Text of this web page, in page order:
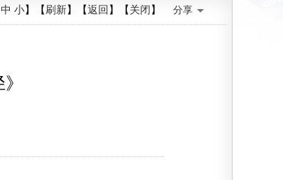
中 小】【刷新】【返回 】【关闭 】 分享